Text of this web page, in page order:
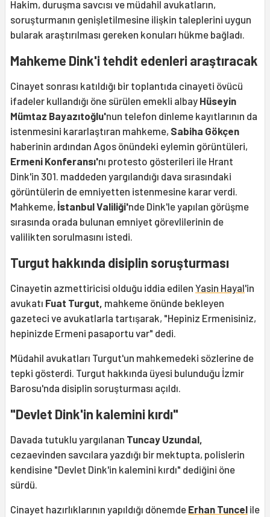
Hakim, duruşma savcısı ve müdahil avukatların,
soruşturmanın genişletilmesine ilişkin taleplerini uygun
bularak araştırılması gereken konuları hükme bağladı.
Mahkeme Dink'i tehdit edenleri araştıracak
Cinayet sonrası katıldığı bir toplantıda cinayeti övücü
ifadeler kullandığı öne sürülen emekli albay Hüseyin
Mümtaz Bayazıtoğlu'nun telefon dinleme kayıtlarının da
istenmesini kararlaştıran mahkeme, Sabiha Gökçen
haberinin ardından Agos önündeki eylemin görüntüleri,
Ermeni Konferansı'nı protesto gösterileri ile Hrant
Dink'in 301. maddeden yargılandığı dava sırasındaki
görüntülerin de emniyetten istenmesine karar verdi.
Mahkeme, İstanbul Valiliği'nde Dink'le yapılan görüşme
sırasında orada bulunan emniyet görevlilerinin de
valilikten sorulmasını istedi.
Turgut hakkında disiplin soruşturması
Cinayetin azmettiricisi olduğu iddia edilen Yasin Hayal'in
avukatı Fuat Turgut, mahkeme önünde bekleyen
gazeteci ve avukatlarla tartışarak, "Hepiniz Ermenisiniz,
hepinizde Ermeni pasaportu var" dedi.
Müdahil avukatları Turgut'un mahkemedeki sözlerine de
tepki gösterdi. Turgut hakkında üyesi bulunduğu İzmir
Barosu'nda disiplin soruşturması açıldı.
"Devlet Dink'in kalemini kırdı"
Davada tutuklu yargılanan Tuncay Uzundal,
cezaevinden savcılara yazdığı bir mektupta, polislerin
kendisine "Devlet Dink'in kalemini kırdı" dediğini öne
sürdü.
Cinayet hazırlıklarının yapıldığı dönemde Erhan Tuncel ile